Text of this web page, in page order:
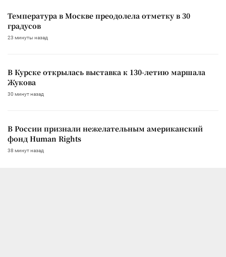
Температура в Москве преодолела отметку в 30
градусов
23 минуты назад
В Курске открылась выставка к 130-летию маршала
Жукова
30 минут назад
В России признали нежелательным американский
фонд Human Rights
38 минут назад